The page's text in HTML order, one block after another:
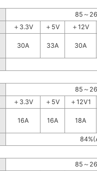
85～
＋3.3V ＋5V
＋12V
30A
33A
30A
85～
＋3.3V ＋5V
＋12V1
16A
16A
18A
85～